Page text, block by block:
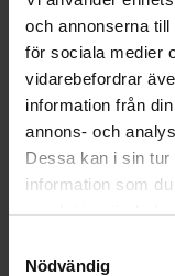
och annonserna
för sociala medier
vidarebefordrar
information från
annons- och
Dessa kan i sin tur
information som
Nödvändig
Väx från chef till
vet hur. ”Vi vill ju ha
och inte någon sorts
avsnittet av Chef